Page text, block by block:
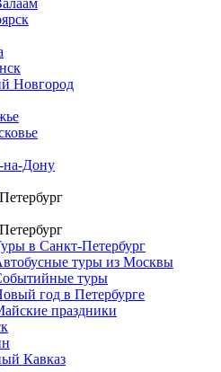
Новгород
на-Дону
в Санкт-Петербург
туры из Москвы
туры
год в Петербурге
праздники
Кавказ